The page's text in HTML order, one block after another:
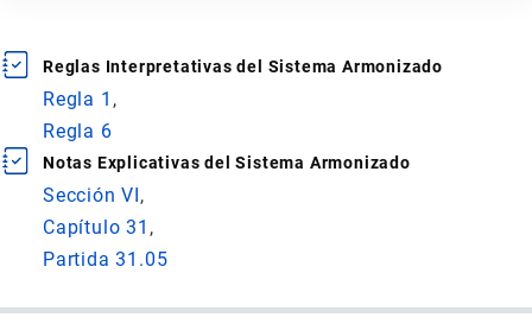
Para lapresentación en envases de 10 litros.
Reglas Interpretativas del Sistema Armonizado
Regla 1
Regla 6
Notas Explicativas del Sistema Armonizado
Sección VI
Capítulo 31
Partida 31.05